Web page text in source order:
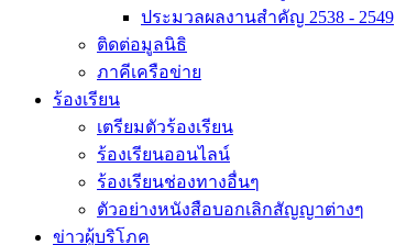
ประมวลผลงานสำคัญ 2538 - 2549
ติดต่อมูลนิธิ
ภาคีเครือข่าย
ร้องเรียน
เตรียมตัวร้องเรียน
ร้องเรียนออนไลน์
ร้องเรียนช่องทางอื่นๆ
ตัวอย่างหนังสือบอกเลิกสัญญาต่างๆ
ข่าวผู้บริโภค